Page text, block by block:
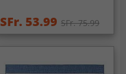
SFr. 53.99 SFr. 75.99